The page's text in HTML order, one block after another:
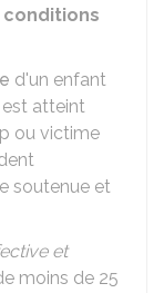
conditions
d'un enfant
est atteint
ou victime
soutenue et
et
moins de 25